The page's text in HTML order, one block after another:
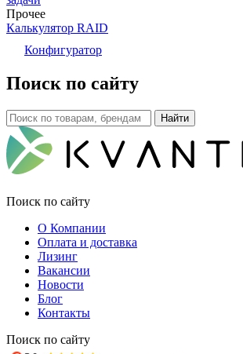
Прочее
Калькулятор RAID
Конфигуратор
Поиск по сайту
Поиск по сайту
О Компании
Оплата и доставка
Лизинг
Вакансии
Новости
Блог
Контакты
Поиск по сайту